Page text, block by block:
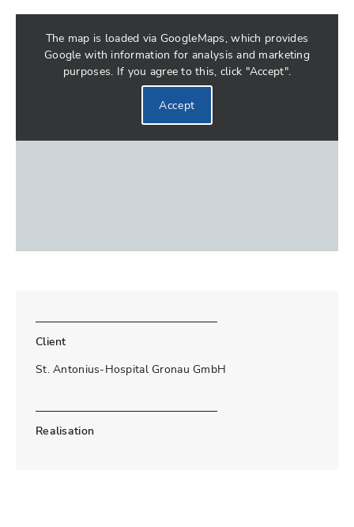
The map is loaded via GoogleMaps, which provides
Google with information for analysis and marketing
purposes. If you agree to this, click "Accept".
Accept
Client
St. Antonius-Hospital Gronau GmbH
Realisation